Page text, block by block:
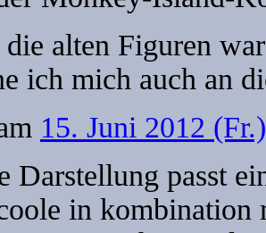
alten Figuren
ich mich auch an
15. Juni 2012
Darstellung passt
in